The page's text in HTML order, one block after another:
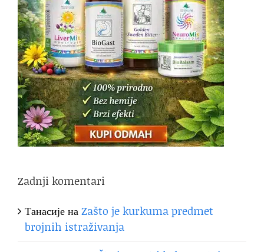
Zadnji komentari
ТанасијенаZašto je kurkuma predmet
brojnih istraživanja